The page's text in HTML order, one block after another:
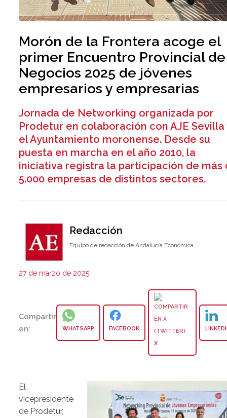
Morón de la Frontera acoge el
primer Encuentro Provincial de
Negocios 2025 de jóvenes
empresarios y empresarias
Jornada de Networking organizada por
Prodetur en colaboración con AJE Sevilla
el Ayuntamiento moronense. Desde su
puesta en marcha en el año 2010, la
iniciativa registra la participación de más
5.000 empresas de distintos sectores.
Redacción
Equipo de redacción de Andalucía Económica.
27 de marzo de 2025
Compartir
en:
WHATSAPP FACEBOOK
X
El
vicepresidente
de Prodetur,